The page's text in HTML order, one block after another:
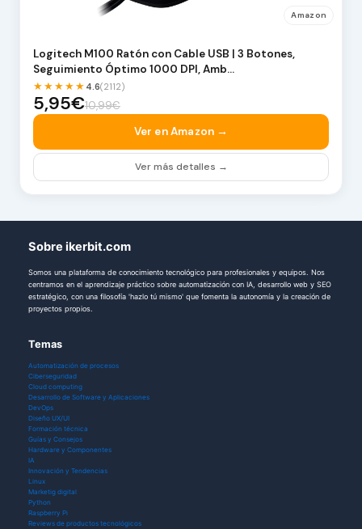
Amazon
Logitech M100 Ratón con Cable USB | 3 Botones,
Seguimiento Óptimo 1000 DPI, Amb…
★★★★★ 4.6(2112)
5,95€10,99€
Ver en Amazon →
Ver más detalles →
Sobre ikerbit.com
Somos una plataforma de conocimiento tecnológico para profesionales y equipos. Nos
centramos en el aprendizaje práctico sobre automatización con IA, desarrollo web y SEO
estratégico, con una filosofía 'hazlo tú mismo' que fomenta la autonomía y la creación de
proyectos propios.
Temas
Automatización de procesos
Ciberseguridad
Cloud computing
Desarrollo de Software y Aplicaciones
DevOps
Diseño UX/UI
Formación técnica
Guías y Consejos
Hardware y Componentes
IA
Innovación y Tendencias
Linux
Marketig digital
Python
Raspberry Pi
Reviews de productos tecnológicos